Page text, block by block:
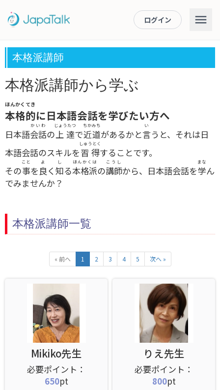
ログイン
本格派講師
本格派講師から学ぶ
本格的
ほんかくてき
に日本語会話を学びたい方へ
日本語会話
かいわ
の上達
じょうたつ
で近道
ちかみち
があるかと言
い
うと、それは日
本語会話のスキルを習得
しゅうとく
することです。
その事
こと
を 良
よ
く 知
し
る本格派
ほんかくは
の講師
こうし
から、日本語会話を学
まな
ん
でみませんか？
本格派講師一覧
« 前へ 1 2 3 4 5 次へ »
Mikiko先生
650pt
りえ先生
800pt